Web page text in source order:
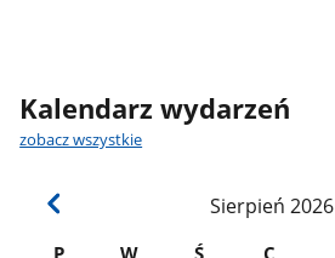
Kalendarz wydarzeń
zobacz wszystkie
Sierpień 2026
P W Ś C